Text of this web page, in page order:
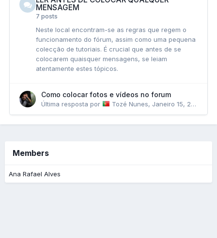
MENSAGEM
7 posts
Neste local encontram-se as regras que regem o
funcionamento do fórum, assim como uma pequena
colecção de tutoriais. É crucial que antes de se
colocarem quaisquer mensagens, se leiam
atentamente estes tópicos.
Como colocar fotos e vídeos no forum
Última resposta por Tozé Nunes, Janeiro 15, 2018
Members
Ana Rafael Alves